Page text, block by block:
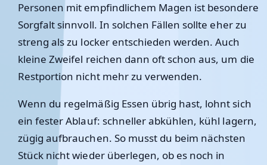
Personen mit empfindlichem Magen ist besondere
Sorgfalt sinnvoll. In solchen Fällen sollte eher zu
streng als zu locker entschieden werden. Auch
kleine Zweifel reichen dann oft schon aus, um die
Restportion nicht mehr zu verwenden.
Wenn du regelmäßig Essen übrig hast, lohnt sich
ein fester Ablauf: schneller abkühlen, kühl lagern,
zügig aufbrauchen. So musst du beim nächsten
Stück nicht wieder überlegen, ob es noch in